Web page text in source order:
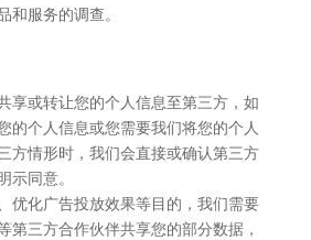
和服务的调查。
享或转让您的个人信息至第三方，如
的个人信息或您需要我们将您的个人
方情形时，我们会直接或确认第三方
示同意。
优化广告投放效果等目的，我们需要
第三方合作伙伴共享您的部分数据，